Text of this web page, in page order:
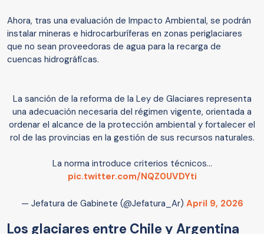
Ahora, tras una evaluación de Impacto Ambiental, se podrán
instalar mineras e hidrocarburíferas en zonas periglaciares
que no sean proveedoras de agua para la recarga de
cuencas hidrográficas.
La sanción de la reforma de la Ley de Glaciares representa
una adecuación necesaria del régimen vigente, orientada a
ordenar el alcance de la protección ambiental y fortalecer el
rol de las provincias en la gestión de sus recursos naturales.
La norma introduce criterios técnicos…
pic.twitter.com/NQZ0UVDYti
— Jefatura de Gabinete (@Jefatura_Ar) April 9, 2026
Los glaciares entre Chile y Argentina